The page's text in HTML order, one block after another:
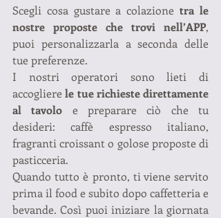
Scegli cosa gustare a colazione tra le
nostre proposte che trovi nell’APP,
puoi personalizzarla a seconda delle
tue preferenze.
I nostri operatori sono lieti di
accogliere le tue richieste direttamente
al tavolo e preparare ciò che tu
desideri: caffè espresso italiano,
fragranti croissant o golose proposte di
pasticceria.
Quando tutto è pronto, ti viene servito
prima il food e subito dopo caffetteria e
bevande. Così puoi iniziare la giornata